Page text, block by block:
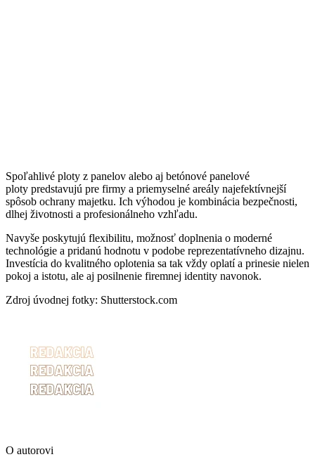
Spoľahlivé ploty z panelov alebo aj betónové panelové
ploty predstavujú pre firmy a priemyselné areály najefektívnejší
spôsob ochrany majetku. Ich výhodou je kombinácia bezpečnosti,
dlhej životnosti a profesionálneho vzhľadu.
Navyše poskytujú flexibilitu, možnosť doplnenia o moderné
technológie a pridanú hodnotu v podobe reprezentatívneho dizajnu.
Investícia do kvalitného oplotenia sa tak vždy oplatí a prinesie nielen
pokoj a istotu, ale aj posilnenie firemnej identity navonok.
Zdroj úvodnej fotky: Shutterstock.com
O autorovi